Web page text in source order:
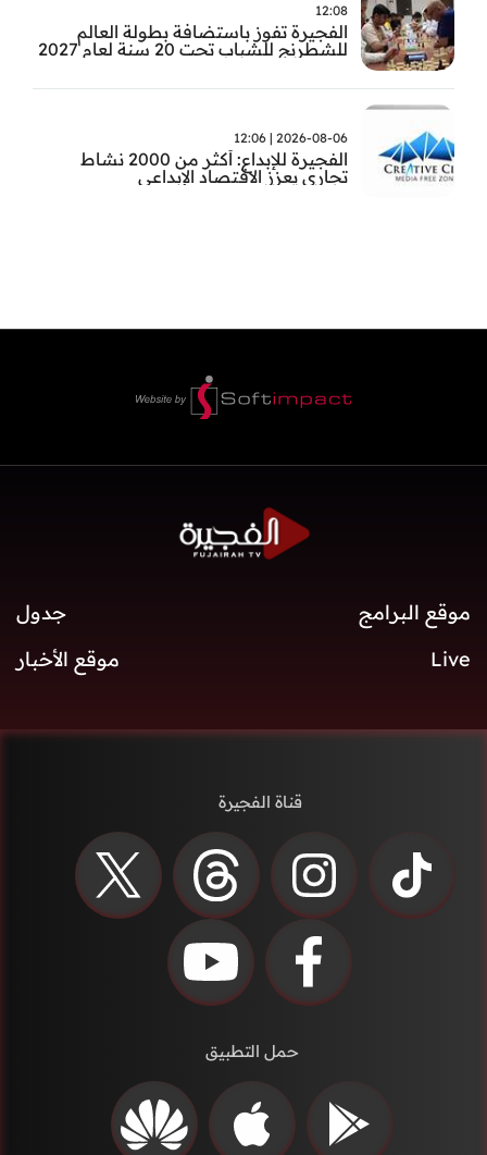
12:08
الفجيرة تفوز باستضافة بطولة العالم
للشطرنج للشباب تحت 20 سنة لعام 2027
2026-08-06 | 12:06
الفجيرة للإبداع: أكثر من 2000 نشاط
تجاري يعزز الاقتصاد الإبداعي
موقع البرامج
جدول
Live
موقع الأخبار
قناة الفجيرة
حمل التطبيق